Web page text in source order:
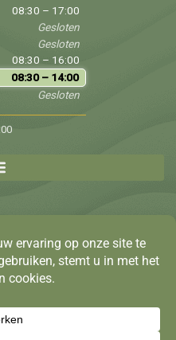
08:30 – 17:00
Gesloten
Gesloten
08:30 – 16:00
08:30 – 14:00
Gesloten